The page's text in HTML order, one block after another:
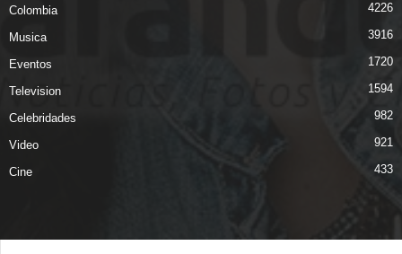
Colombia 4226
Musica 3916
Eventos 1720
Television 1594
Celebridades 982
Video 921
Cine 433